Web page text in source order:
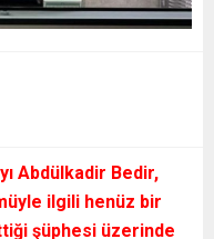
Abdülkadir Bedir,
ilgili henüz bir
şüphesi üzerinde